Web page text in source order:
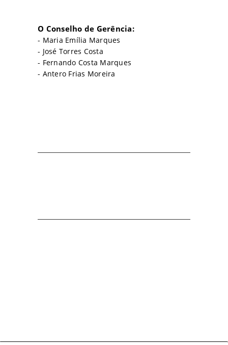
O Conselho de Gerência:
- Maria Emília Marques
- José Torres Costa
- Fernando Costa Marques
- Antero Frias Moreira